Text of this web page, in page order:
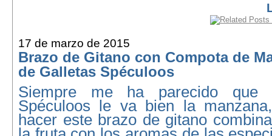
17 de marzo de 2015
Brazo de Gitano con Compota de
de Galletas Spéculoos
Siempre me ha parecido que
Spéculoos le va bien la
hacer este brazo de gitano